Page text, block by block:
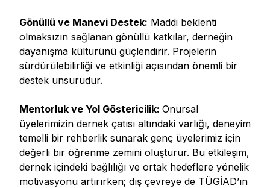
Gönüllü ve Manevi Destek: Maddi beklenti
olmaksızın sağlanan gönüllü katkılar, derneğin
dayanışma kültürünü güçlendirir. Projelerin
sürdürülebilirliği ve etkinliği açısından önemli bir
destek unsurudur.
Mentorluk ve Yol Göstericilik: Onursal
üyelerimizin dernek çatısı altındaki varlığı, deneyim
temelli bir rehberlik sunarak genç üyelerimiz için
değerli bir öğrenme zemini oluşturur. Bu etkileşim,
dernek içindeki bağlılığı ve ortak hedeflere yönelik
motivasyonu artırırken; dış çevreye de TÜGİAD’ın